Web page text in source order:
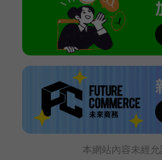
本網站內容未經允